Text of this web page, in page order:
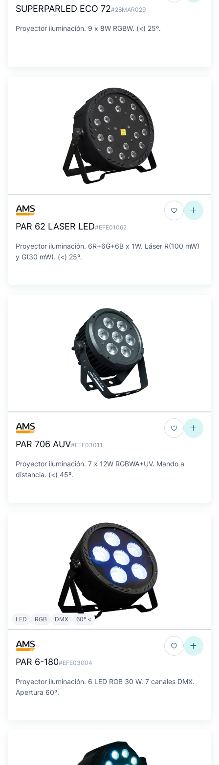
SUPERPARLED ECO 72#28MAR029
Proyector iluminación. 9 x 8W RGBW. (<) 25º.
PAR 62 LASER LED#EFE01062
Proyector iluminación. 6R+6G+6B x 1W. Láser R(100 mW)
y G(30 mW). (<) 25º.
PAR 706 AUV#EFE03011
Proyector iluminación. 7 x 12W RGBWA+UV. Mando a
distancia. (<) 45º.
LED RGB DMX 60º <
PAR 6-180#EFE03004
Proyector iluminación. 6 LED RGB 30 W. 7 canales DMX.
Apertura 60º.